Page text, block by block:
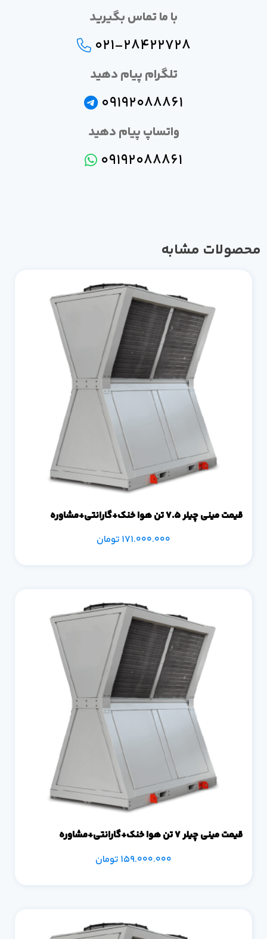
با ما تماس بگیرید
021-28422728
تلگرام پیام دهید
09192088861
واتساپ پیام دهید
09192088861
مشابه
قیمت مینی چیلر 7.5 تن هوا خنک+گارانتی+مشاوره
171.000.000تومان
قیمت مینی چیلر 7 تن هوا خنک+گارانتی+مشاوره
159.000.000تومان